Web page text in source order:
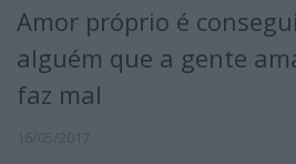
Amor próprio é
alguém que a gente
faz mal